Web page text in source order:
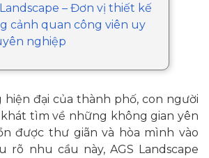
Landscape – Đơn vị thiết kế
cảnh quan công viên uy
nghiệp
hiện đại của thành phố, con người
tìm về những không gian yên
được thư giãn và hòa mình vào
rõ nhu cầu này, AGS Landscape